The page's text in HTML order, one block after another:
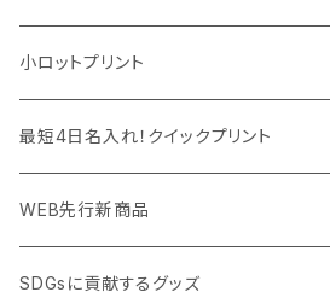
モバイル周辺グッズ
PC周辺グッズ
マスク・フェイスシールド
測定・測量用品
加湿器・オゾン発生器
ウイルス対策消耗品
ドリンクフェア
ボトル・タンブラー
ポーチ・巾着
タオル・ブランケット
エンタメグッズ・イベント会場物販品
ご当地グッズ・オリジナルお土産品
フルカラー印刷ノベルティ
予算消化・備品におすすめグッズ
小ロットプリント
最短4日名入れ！クイックプリント
クイック印刷対応トートバッグ・エコバッグ
クイック印刷対応ポーチ・巾着
WEB先行新商品
SDGsに貢献するグッズ